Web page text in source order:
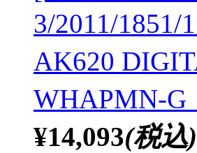
3/2011/1851/
AK620
WHAPMN-G
¥14,093(税込)